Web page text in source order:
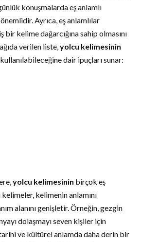
konuşmalarda eş anlamlı
Ayrıca, eş anlamlılar
bir kelime dağarcığına sahip olmasını
verilen liste,yolcu kelimesinin
dair ipuçları sunar:
yolcu kelimesinin birçok eş
kelimeler, kelimenin anlamını
alanını genişletir. Örneğin, gezgin
dolaşmayı seven kişiler için
ve kültürel anlamda daha derin bir